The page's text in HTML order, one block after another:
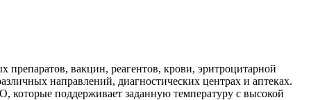
препаратов, вакцин, реагентов, крови, эритроцитарной
направлений, диагностических центрах и аптеках.
которые поддерживает заданную температуру с высокой